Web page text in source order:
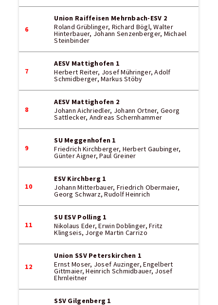
6
Union Raiffeisen Mehrnbach-ESV 2
Roland Grüblinger, Richard Bögl, Walter
Hinterbauer, Johann Senzenberger, Michael
Steinbinder
7
AESV Mattighofen 1
Herbert Reiter, Josef Mühringer, Adolf
Schmidberger, Markus Stöby
8
AESV Mattighofen 2
Johann Aichriedler, Johann Ortner, Georg
Sattlecker, Andreas Schernhammer
9
SU Meggenhofen 1
Friedrich Kirchberger, Herbert Gaubinger,
Günter Aigner, Paul Greiner
10
ESV Kirchberg 1
Johann Mitterbauer, Friedrich Obermaier,
Georg Schwarz, Rudolf Heinrich
11
SU ESV Polling 1
Nikolaus Eder, Erwin Doblinger, Fritz
Klingseis, Jorge Martin Carrizo
12
Union SSV Peterskirchen 1
Ernst Moser, Josef Auzinger, Engelbert
Gittmaier, Heinrich Schmidbauer, Josef
Ehrnleitner
SSV Gilgenberg 1